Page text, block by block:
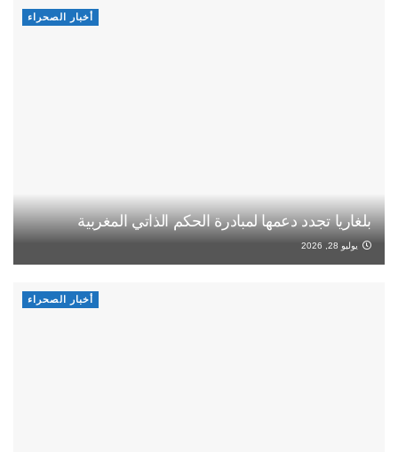
أخبار الصحراء
بلغاريا تجدد دعمها لمبادرة الحكم الذاتي المغربية
يوليو 28, 2026
أخبار الصحراء